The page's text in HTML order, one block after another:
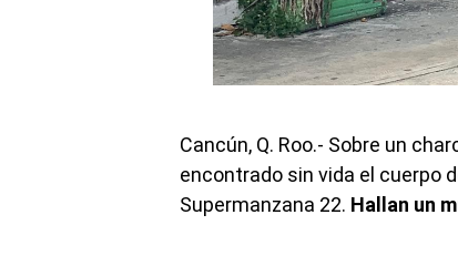
Cancún, Q. Roo.- Sobre un
encontrado sin vida el cuerpo
Supermanzana 22. Hallan un